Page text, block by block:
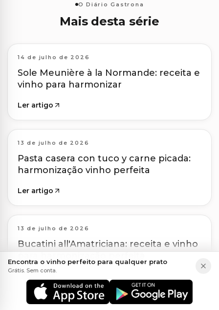
O Diário Gastrona
Mais desta série
14 de julho de 2026
Sole Meunière à la Normande: receita e
vinho para harmonizar
Ler artigo
13 de julho de 2026
Pasta casera con tuco y carne picada:
harmonização vinho perfeita
Ler artigo
13 de julho de 2026
Bucatini all'Amatriciana: receita e vinho
Encontra o vinho perfeito para qualquer prato
Grátis. Sem conta.